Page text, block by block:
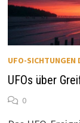
UFO-SICHTUNGEN
UFOs über
0